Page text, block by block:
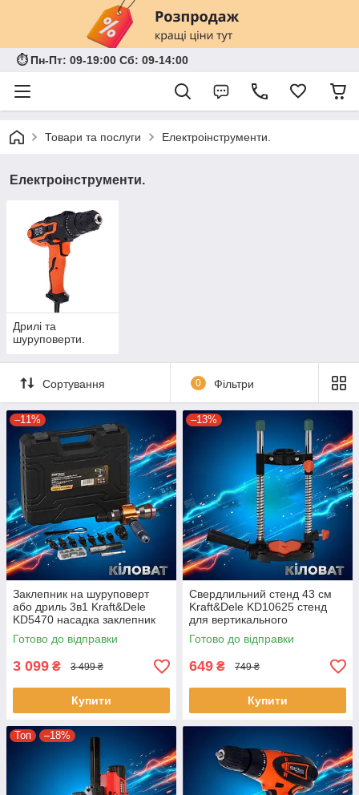
⏱ Пн-Пт: 09-19:00 Сб: 09-14:00
Товари та послуги Електроінструменти.
Електроінструменти.
Дрилі та
шуруповерти.
Сортування 0 Фільтри
–11%
Заклепник на шуруповерт
або дриль 3в1 Kraft&Dele
KD5470 насадка заклепник
на дриль
Готово до відправки
3 099 ₴ 3 499 ₴
Купити
–13%
Свердлильний стенд 43 см
Kraft&Dele KD10625 стенд
для вертикального
свердління під кутом
Готово до відправки
649 ₴ 749 ₴
Купити
Топ –18%